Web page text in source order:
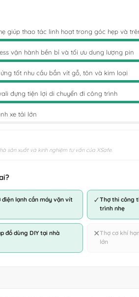
giúp thao tác linh hoạt trong góc hẹp và
vận hành bền bỉ và tối ưu dung lượng pin
tốt nhu cầu bắn vít gỗ, tôn và kim loại
đựng tiện lợi di chuyển đi công trình
xe tải lớn
sản xuất và kinh nghiệm tư vấn của XSafe.
lạnh cần máy vặn vít
✓Thợ thi công
trình nhẹ
đồ dùng DIY tại nhà ✕Thợ cơ khí
lớn